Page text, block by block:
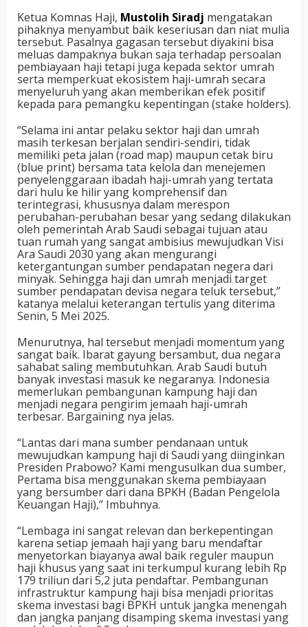
Ketua Komnas Haji, Mustolih Siradj mengatakan
pihaknya menyambut baik keseriusan dan niat mulia
tersebut. Pasalnya gagasan tersebut diyakini bisa
meluas dampaknya bukan saja terhadap persoalan
pembiayaan haji tetapi juga kepada sektor umrah
serta memperkuat ekosistem haji-umrah secara
menyeluruh yang akan memberikan efek positif
kepada para pemangku kepentingan (stake holders).
“Selama ini antar pelaku sektor haji dan umrah
masih terkesan berjalan sendiri-sendiri, tidak
memiliki peta jalan (road map) maupun cetak biru
(blue print) bersama tata kelola dan menejemen
penyelenggaraan ibadah haji-umrah yang tertata
dari hulu ke hilir yang komprehensif dan
terintegrasi, khususnya dalam merespon
perubahan-perubahan besar yang sedang dilakukan
oleh pemerintah Arab Saudi sebagai tujuan atau
tuan rumah yang sangat ambisius mewujudkan Visi
Ara Saudi 2030 yang akan mengurangi
ketergantungan sumber pendapatan negera dari
minyak. Sehingga haji dan umrah menjadi target
sumber pendapatan devisa negara teluk tersebut,”
katanya melalui keterangan tertulis yang diterima
Senin, 5 Mei 2025.
Menurutnya, hal tersebut menjadi momentum yang
sangat baik. Ibarat gayung bersambut, dua negara
sahabat saling membutuhkan. Arab Saudi butuh
banyak investasi masuk ke negaranya. Indonesia
memerlukan pembangunan kampung haji dan
menjadi negara pengirim jemaah haji-umrah
terbesar. Bargaining nya jelas.
“Lantas dari mana sumber pendanaan untuk
mewujudkan kampung haji di Saudi yang diinginkan
Presiden Prabowo? Kami mengusulkan dua sumber,
Pertama bisa menggunakan skema pembiayaan
yang bersumber dari dana BPKH (Badan Pengelola
Keuangan Haji),” Imbuhnya.
“Lembaga ini sangat relevan dan berkepentingan
karena setiap jemaah haji yang baru mendaftar
menyetorkan biayanya awal baik reguler maupun
haji khusus yang saat ini terkumpul kurang lebih Rp
179 triliun dari 5,2 juta pendaftar. Pembangunan
infrastruktur kampung haji bisa menjadi prioritas
skema investasi bagi BPKH untuk jangka menengah
dan jangka panjang disamping skema investasi yang